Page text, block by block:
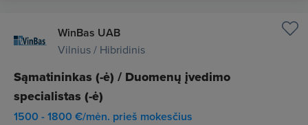
WinBas UAB
Vilnius / Hibridinis
Sąmatininkas (-ė) / Duomenų įvedimo
specialistas (-ė)
1500 - 1800 €/mėn. prieš mokesčius